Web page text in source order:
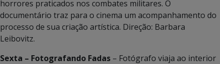
horrores praticados nos combates militares. O
documentário traz para o cinema um acompanhamento do
processo de sua criação artística. Direção: Barbara
Leibovitz.
Sexta – Fotografando Fadas – Fotógrafo viaja ao interior